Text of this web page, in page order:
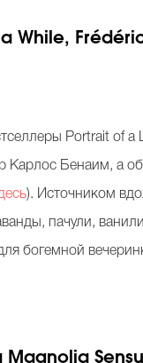
While,
Portrait of a
Бенаим, а
). Источником
пачули,
богемной